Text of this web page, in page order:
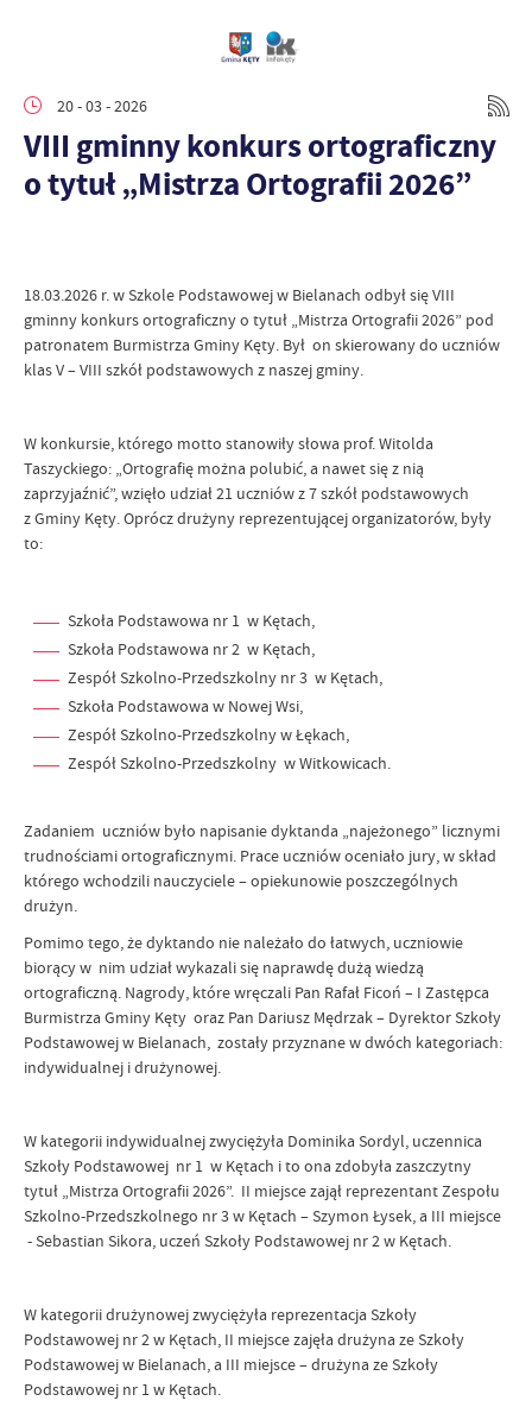
20 - 03 - 2026
VIII gminny konkurs ortograficzny
o tytuł „Mistrza Ortografii 2026”
18.03.2026 r. w Szkole Podstawowej w Bielanach odbył się VIII
gminny konkurs ortograficzny o tytuł „Mistrza Ortografii 2026” pod
patronatem Burmistrza Gminy Kęty. Był on skierowany do uczniów
klas V – VIII szkół podstawowych z naszej gminy.
W konkursie, którego motto stanowiły słowa prof. Witolda
Taszyckiego: „Ortografię można polubić, a nawet się z nią
zaprzyjaźnić”, wzięło udział 21 uczniów z 7 szkół podstawowych
z Gminy Kęty. Oprócz drużyny reprezentującej organizatorów, były
to:
Szkoła Podstawowa nr 1 w Kętach,
Szkoła Podstawowa nr 2 w Kętach,
Zespół Szkolno-Przedszkolny nr 3 w Kętach,
Szkoła Podstawowa w Nowej Wsi,
Zespół Szkolno-Przedszkolny w Łękach,
Zespół Szkolno-Przedszkolny w Witkowicach.
Zadaniem uczniów było napisanie dyktanda „najeżonego” licznymi
trudnościami ortograficznymi. Prace uczniów oceniało jury, w skład
którego wchodzili nauczyciele – opiekunowie poszczególnych
drużyn.
Pomimo tego, że dyktando nie należało do łatwych, uczniowie
biorący w nim udział wykazali się naprawdę dużą wiedzą
ortograficzną. Nagrody, które wręczali Pan Rafał Ficoń – I Zastępca
Burmistrza Gminy Kęty oraz Pan Dariusz Mędrzak – Dyrektor Szkoły
Podstawowej w Bielanach, zostały przyznane w dwóch kategoriach:
indywidualnej i drużynowej.
W kategorii indywidualnej zwyciężyła Dominika Sordyl, uczennica
Szkoły Podstawowej nr 1 w Kętach i to ona zdobyła zaszczytny
tytuł „Mistrza Ortografii 2026”. II miejsce zajął reprezentant Zespołu
Szkolno-Przedszkolnego nr 3 w Kętach – Szymon Łysek, a III miejsce
- Sebastian Sikora, uczeń Szkoły Podstawowej nr 2 w Kętach.
W kategorii drużynowej zwyciężyła reprezentacja Szkoły
Podstawowej nr 2 w Kętach, II miejsce zajęła drużyna ze Szkoły
Podstawowej w Bielanach, a III miejsce – drużyna ze Szkoły
Podstawowej nr 1 w Kętach.